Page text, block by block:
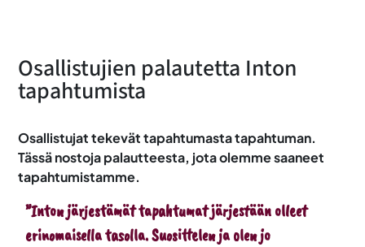
Osallistujien palautetta Inton
tapahtumista
Osallistujat tekevät tapahtumasta tapahtuman.
Tässä nostoja palautteesta, jota olemme saaneet
tapahtumistamme.
”Inton järjestämät tapahtumat järjestään olleet
erinomaisella tasolla. Suosittelen ja olen jo